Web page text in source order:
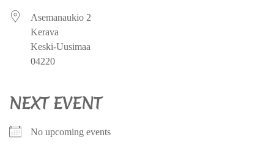
Asemanaukio 2
Kerava
Keski-Uusimaa
04220
NEXT EVENT
No upcoming events